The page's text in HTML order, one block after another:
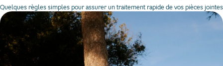
Quelques règles simples pour assurer un traitement rapide de vos pièces jointes